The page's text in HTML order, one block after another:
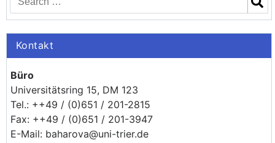
Kontakt
Büro
Universitätsring 15, DM 123
Tel.: ++49 / (0)651 / 201-2815
Fax: ++49 / (0)651 / 201-3947
E-Mail: baharova@uni-trier.de